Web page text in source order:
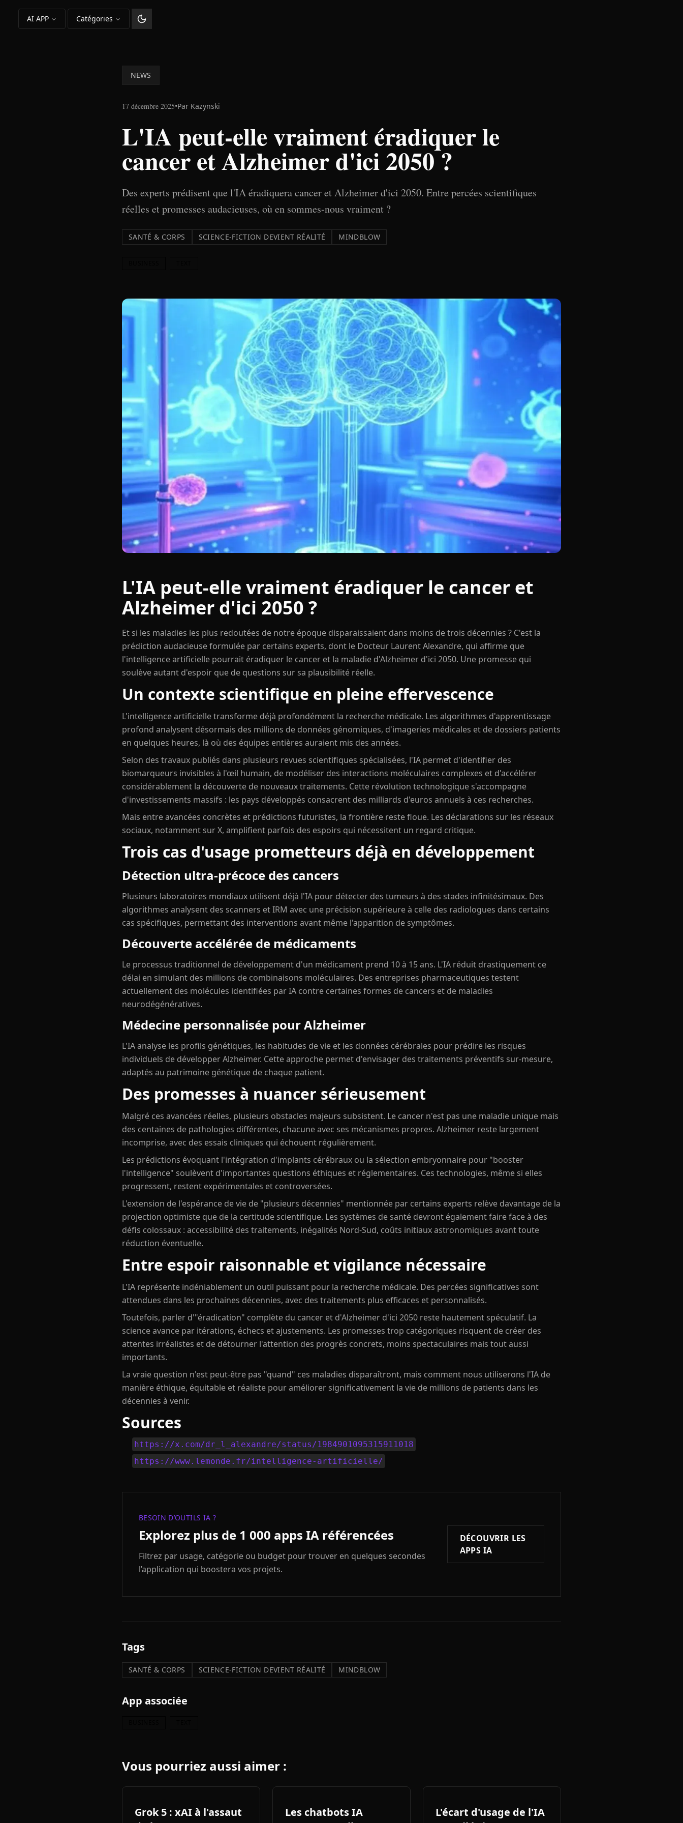
AI APP Catégories
Changer le thème
NEWS
17 décembre 2025•Par Kazynski
L'IA peut-elle vraiment éradiquer le
cancer et Alzheimer d'ici 2050 ?
Des experts prédisent que l'IA éradiquera cancer et Alzheimer d'ici 2050. Entre percées scientifiques
réelles et promesses audacieuses, où en sommes-nous vraiment ?
SANTÉ & CORPS SCIENCE-FICTION DEVIENT RÉALITÉ MINDBLOW
L'IA peut-elle vraiment éradiquer le cancer et
Alzheimer d'ici 2050 ?
Et si les maladies les plus redoutées de notre époque disparaissaient dans moins de trois décennies ? C'est la
prédiction audacieuse formulée par certains experts, dont le Docteur Laurent Alexandre, qui affirme que
l'intelligence artificielle pourrait éradiquer le cancer et la maladie d'Alzheimer d'ici 2050. Une promesse qui
soulève autant d'espoir que de questions sur sa plausibilité réelle.
Un contexte scientifique en pleine effervescence
L'intelligence artificielle transforme déjà profondément la recherche médicale. Les algorithmes d'apprentissage
profond analysent désormais des millions de données génomiques, d'imageries médicales et de dossiers patients
en quelques heures, là où des équipes entières auraient mis des années.
Selon des travaux publiés dans plusieurs revues scientifiques spécialisées, l'IA permet d'identifier des
biomarqueurs invisibles à l'œil humain, de modéliser des interactions moléculaires complexes et d'accélérer
considérablement la découverte de nouveaux traitements. Cette révolution technologique s'accompagne
d'investissements massifs : les pays développés consacrent des milliards d'euros annuels à ces recherches.
Mais entre avancées concrètes et prédictions futuristes, la frontière reste floue. Les déclarations sur les réseaux
sociaux, notamment sur X, amplifient parfois des espoirs qui nécessitent un regard critique.
Trois cas d'usage prometteurs déjà en développement
Détection ultra-précoce des cancers
Plusieurs laboratoires mondiaux utilisent déjà l'IA pour détecter des tumeurs à des stades infinitésimaux. Des
algorithmes analysent des scanners et IRM avec une précision supérieure à celle des radiologues dans certains
cas spécifiques, permettant des interventions avant même l'apparition de symptômes.
Découverte accélérée de médicaments
Le processus traditionnel de développement d'un médicament prend 10 à 15 ans. L'IA réduit drastiquement ce
délai en simulant des millions de combinaisons moléculaires. Des entreprises pharmaceutiques testent
actuellement des molécules identifiées par IA contre certaines formes de cancers et de maladies
neurodégénératives.
Médecine personnalisée pour Alzheimer
L'IA analyse les profils génétiques, les habitudes de vie et les données cérébrales pour prédire les risques
individuels de développer Alzheimer. Cette approche permet d'envisager des traitements préventifs sur-mesure,
adaptés au patrimoine génétique de chaque patient.
Des promesses à nuancer sérieusement
Malgré ces avancées réelles, plusieurs obstacles majeurs subsistent. Le cancer n'est pas une maladie unique mais
des centaines de pathologies différentes, chacune avec ses mécanismes propres. Alzheimer reste largement
incomprise, avec des essais cliniques qui échouent régulièrement.
Les prédictions évoquant l'intégration d'implants cérébraux ou la sélection embryonnaire pour "booster
l'intelligence" soulèvent d'importantes questions éthiques et réglementaires. Ces technologies, même si elles
progressent, restent expérimentales et controversées.
L'extension de l'espérance de vie de "plusieurs décennies" mentionnée par certains experts relève davantage de la
projection optimiste que de la certitude scientifique. Les systèmes de santé devront également faire face à des
défis colossaux : accessibilité des traitements, inégalités Nord-Sud, coûts initiaux astronomiques avant toute
réduction éventuelle.
Entre espoir raisonnable et vigilance nécessaire
L'IA représente indéniablement un outil puissant pour la recherche médicale. Des percées significatives sont
attendues dans les prochaines décennies, avec des traitements plus efficaces et personnalisés.
Toutefois, parler d'"éradication" complète du cancer et d'Alzheimer d'ici 2050 reste hautement spéculatif. La
science avance par itérations, échecs et ajustements. Les promesses trop catégoriques risquent de créer des
attentes irréalistes et de détourner l'attention des progrès concrets, moins spectaculaires mais tout aussi
importants.
La vraie question n'est peut-être pas "quand" ces maladies disparaîtront, mais comment nous utiliserons l'IA de
manière éthique, équitable et réaliste pour améliorer significativement la vie de millions de patients dans les
décennies à venir.
Sources
https://x.com/dr_l_alexandre/status/1984901095315911018
https://www.lemonde.fr/intelligence-artificielle/
BESOIN D’OUTILS IA ?
Explorez plus de 1 000 apps IA référencées
Filtrez par usage, catégorie ou budget pour trouver en quelques secondes
l’application qui boostera vos projets.
DÉCOUVRIR LES
APPS IA
Tags
SANTÉ & CORPS SCIENCE-FICTION DEVIENT RÉALITÉ MINDBLOW
App associée
Vous pourriez aussi aimer :
Grok 5 : xAI à l'assaut
Les chatbots IA
L'écart d'usage de l'IA